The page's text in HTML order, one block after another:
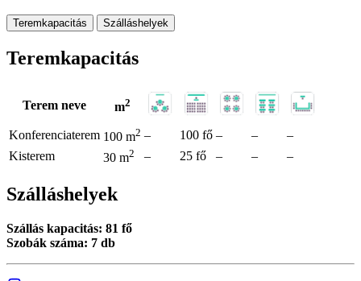
Teremkapacitás Szálláshelyek
Teremkapacitás
Terem neve m2
Konferenciaterem 100 m2 – 100 fő – –
–
Kisterem
30 m2 – 25 fő – – –
Szálláshelyek
Szállás kapacitás: 81 fő
Szobák száma: 7 db